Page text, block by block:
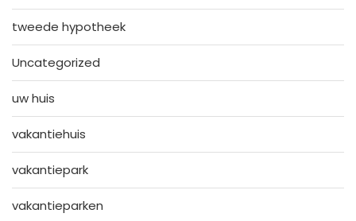
tweede hypotheek
Uncategorized
uw huis
vakantiehuis
vakantiepark
vakantieparken